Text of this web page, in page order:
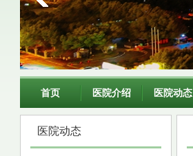
首页 医院介绍 医院动态
医院动态